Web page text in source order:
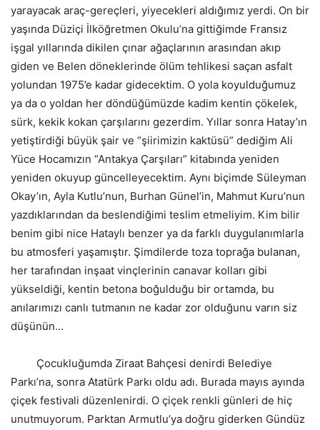
yarayacak araç-gereçleri, yiyecekleri aldığımız yerdi. On bir
yaşında Düziçi İlköğretmen Okulu’na gittiğimde Fransız
işgal yıllarında dikilen çınar ağaçlarının arasından akıp
giden ve Belen döneklerinde ölüm tehlikesi saçan asfalt
yolundan 1975’e kadar gidecektim. O yola koyulduğumuz
ya da o yoldan her döndüğümüzde kadim kentin çökelek,
sürk, kekik kokan çarşılarını gezerdim. Yıllar sonra Hatay’ın
yetiştirdiği büyük şair ve “şiirimizin kaktüsü” dediğim Ali
Yüce Hocamızın “Antakya Çarşıları” kitabında yeniden
yeniden okuyup güncelleyecektim. Aynı biçimde Süleyman
Okay’ın, Ayla Kutlu’nun, Burhan Günel’in, Mahmut Kuru’nun
yazdıklarından da beslendiğimi teslim etmeliyim. Kim bilir
benim gibi nice Hataylı benzer ya da farklı duygulanımlarla
bu atmosferi yaşamıştır. Şimdilerde toza toprağa bulanan,
her tarafından inşaat vinçlerinin canavar kolları gibi
yükseldiği, kentin betona boğulduğu bir ortamda, bu
anılarımızı canlı tutmanın ne kadar zor olduğunu varın siz
düşünün…
Çocukluğumda Ziraat Bahçesi denirdi Belediye
Parkı’na, sonra Atatürk Parkı oldu adı. Burada mayıs ayında
çiçek festivali düzenlenirdi. O çiçek renkli günleri de hiç
unutmuyorum. Parktan Armutlu’ya doğru giderken Gündüz